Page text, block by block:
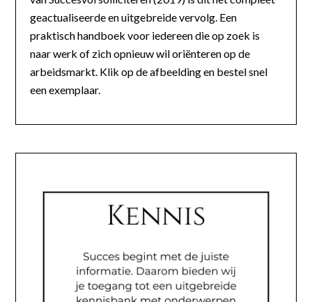
geactualiseerde en uitgebreide vervolg. Een
praktisch handboek voor iedereen die op zoek is
naar werk of zich opnieuw wil oriënteren op de
arbeidsmarkt. Klik op de afbeelding en bestel snel
een exemplaar.